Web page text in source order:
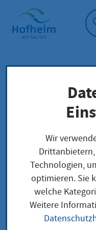
Startseite"
Lokale Anliegen
Wir
Technologien,
optimieren. Sie
welche
Weitere